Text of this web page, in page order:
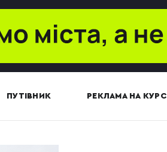
ПУТІВНИК РЕКЛАМА НА КУРСІ